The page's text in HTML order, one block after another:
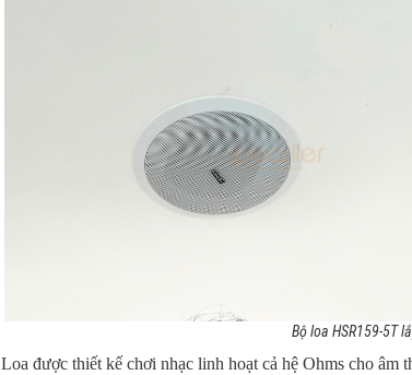
Bộ loa HSR159-5T
Loa được thiết kế chơi nhạc linh hoạt cả hệ Ohms cho